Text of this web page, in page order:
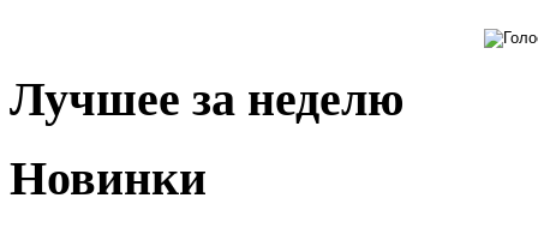
Лучшее за неделю
Новинки